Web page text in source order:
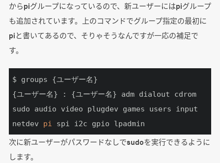
からpiグループになっているので、新ユーザーにはpiグループ
も追加されています。上のコマンドでグループ指定の最初に
piと書いてあるので、そりゃそうなんですが一応の補足で
す。
$ groups {ユーザー名}
{ユーザー名} : {ユーザー名} adm dialout cdrom
sudo audio video plugdev games users input
netdev pi spi i2c gpio lpadmin
次に新ユーザーがパスワードなしでsudoを実行できるように
します。